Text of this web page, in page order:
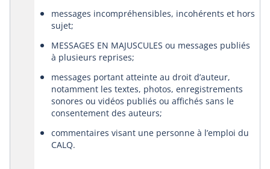
messages incompréhensibles, incohérents et hors
sujet;
MESSAGES EN MAJUSCULES ou messages publiés
à plusieurs reprises;
messages portant atteinte au droit d’auteur,
notamment les textes, photos, enregistrements
sonores ou vidéos publiés ou affichés sans le
consentement des auteurs;
commentaires visant une personne à l’emploi du
CALQ.